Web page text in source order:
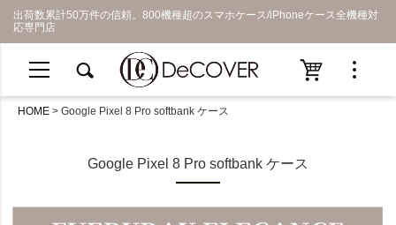
出荷数累計50万件の信頼。800機種超のスマホケース/iPhoneケース全機種対
応専門店
HOME Google Pixel 8 Pro softbank ケース
Google Pixel 8 Pro softbank ケース